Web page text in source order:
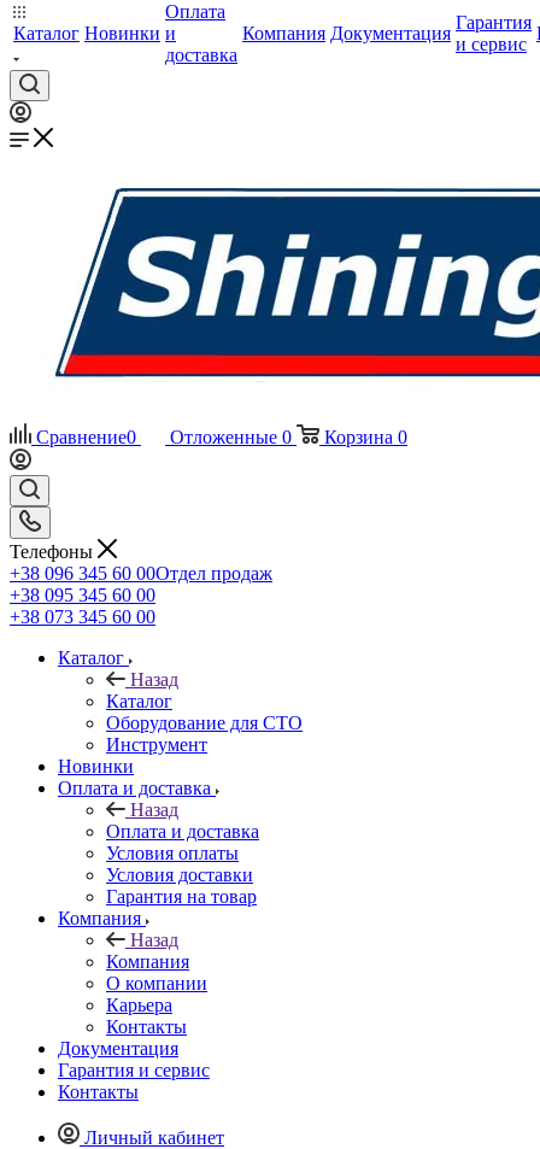
Каталог Новинки
Оплата
и
доставка
Компания Документация
Гарантия
и сервис
Сравнение0 Отложенные 0 Корзина 0
Телефоны
+38 096 345 60 00Отдел продаж
+38 095 345 60 00
+38 073 345 60 00
Каталог
Назад
Каталог
Оборудование для СТО
Инструмент
Новинки
Оплата и доставка
Назад
Оплата и доставка
Условия оплаты
Условия доставки
Гарантия на товар
Компания
Назад
Компания
О компании
Карьера
Контакты
Документация
Гарантия и сервис
Контакты
Личный кабинет